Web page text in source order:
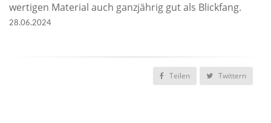
wertigen Material auch ganzjährig gut als Blickfang.
28.06.2024
Teilen Twittern